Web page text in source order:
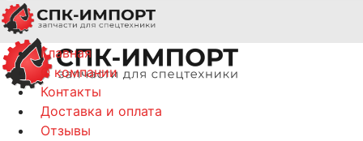
Главная
О компании
Контакты
Доставка и оплата
Отзывы